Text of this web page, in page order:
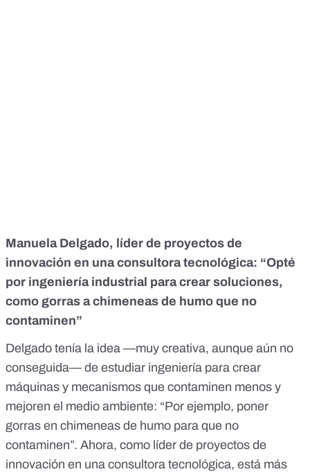
Manuela Delgado, líder de proyectos de
innovación en una consultora tecnológica: “Opté
por ingeniería industrial para crear soluciones,
como gorras a chimeneas de humo que no
contaminen”
Delgado tenía la idea —muy creativa, aunque aún no
conseguida— de estudiar ingeniería para crear
máquinas y mecanismos que contaminen menos y
mejoren el medio ambiente: “Por ejemplo, poner
gorras en chimeneas de humo para que no
contaminen”. Ahora, como líder de proyectos de
innovación en una consultora tecnológica, está más